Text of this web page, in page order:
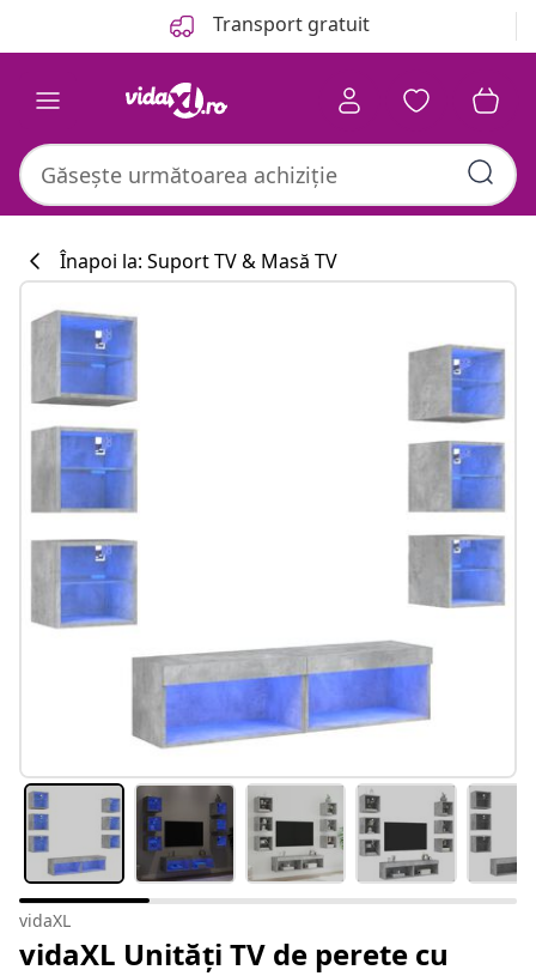
Transport gratuit
Înapoi la: Suport TV & Masă TV
vidaXL
vidaXL Unități TV de perete cu